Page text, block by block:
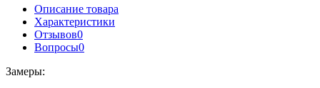
Описание товара
Характеристики
Отзывов0
Вопросы0
Замеры: